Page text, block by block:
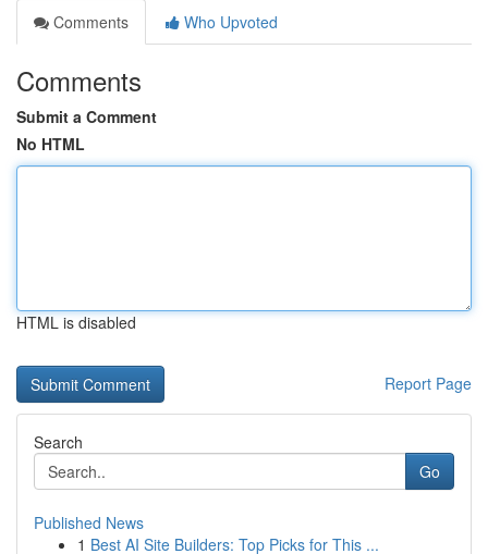
Comments
Who Upvoted
Comments
Submit a Comment
No HTML
HTML is disabled
Report Page
Search
Go
Published News
1 Best AI Site Builders: Top Picks for This ...